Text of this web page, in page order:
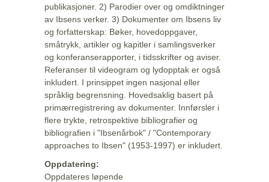
publikasjoner. 2) Parodier over og omdiktninger
av Ibsens verker. 3) Dokumenter om Ibsens liv
og forfatterskap: Bøker, hovedoppgaver,
småtrykk, artikler og kapitler i samlingsverker
og konferanserapporter, i tidsskrifter og aviser.
Referanser til videogram og lydopptak er også
inkludert. I prinsippet ingen nasjonal eller
språklig begrensning. Hovedsaklig basert på
primærregistrering av dokumenter. Innførsler i
flere trykte, retrospektive bibliografier og
bibliografien i "Ibsenårbok" / "Contemporary
approaches to Ibsen" (1953-1997) er inkludert.
Oppdatering:
Oppdateres løpende